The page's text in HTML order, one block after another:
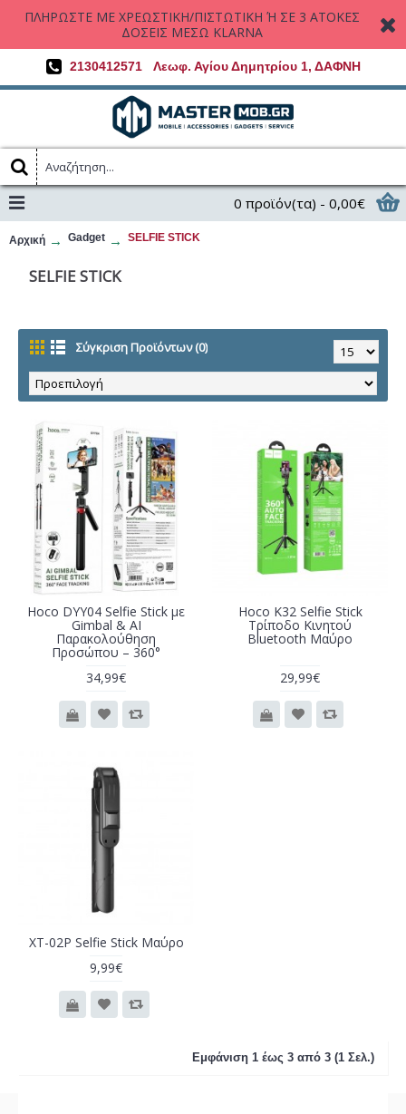
ΠΛΗΡΩΣΤΕ ΜΕ ΧΡΕΩΣΤΙΚΗ/ΠΙΣΤΩΤΙΚΗ Ή ΣΕ 3 ΑΤΟΚΕΣ
ΔΟΣΕΙΣ ΜΕΣΩ KLARNA
2130412571 Λεωφ. Αγίου Δημητρίου 1, ΔΑΦΝΗ
0 προϊόν(τα) - 0,00€
Αρχική Gadget SELFIE STICK
SELFIE STICK
Σύγκριση Προϊόντων (0)
Hoco DYY04 Selfie Stick με
Gimbal & AI
Παρακολούθηση
Προσώπου – 360°
34,99€
Hoco K32 Selfie Stick
Τρίποδο Κινητού
Bluetooth Μαύρο
29,99€
XT-02P Selfie Stick Μαύρο
9,99€
Εμφάνιση 1 έως 3 από 3 (1 Σελ.)